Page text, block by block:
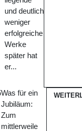
und deutlich
weniger
erfolgreiche
Werke
später hat
er...
Was für ein
Jubiläum:
Zum
mittlerweile